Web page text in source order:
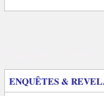
ENQUÊTES &